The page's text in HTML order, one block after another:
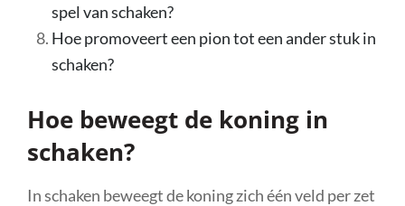
spel van schaken?
Hoe promoveert een pion tot een ander stuk in
schaken?
Hoe beweegt de koning in
schaken?
In schaken beweegt de koning zich één veld per zet